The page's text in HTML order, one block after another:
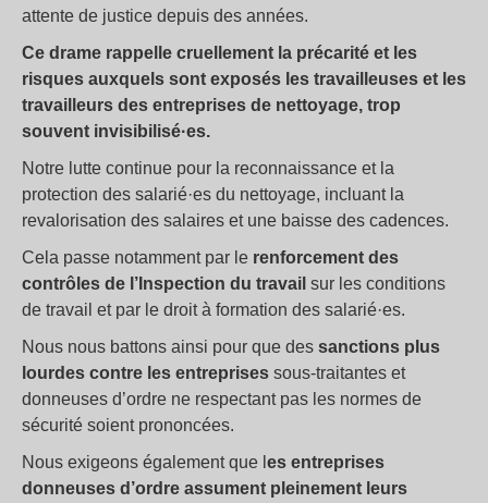
attente de justice depuis des années.
Ce drame rappelle cruellement la précarité et les
risques auxquels sont exposés les travailleuses et les
travailleurs des entreprises de nettoyage, trop
souvent invisibilisé·es.
Notre lutte continue pour la reconnaissance et la
protection des salarié·es du nettoyage, incluant la
revalorisation des salaires et une baisse des cadences.
Cela passe notamment par le renforcement des
contrôles de l’Inspection du travail sur les conditions
de travail et par le droit à formation des salarié·es.
Nous nous battons ainsi pour que des sanctions plus
lourdes contre les entreprises sous-traitantes et
donneuses d’ordre ne respectant pas les normes de
sécurité soient prononcées.
Nous exigeons également que l es entreprises
donneuses d’ordre assument pleinement leurs